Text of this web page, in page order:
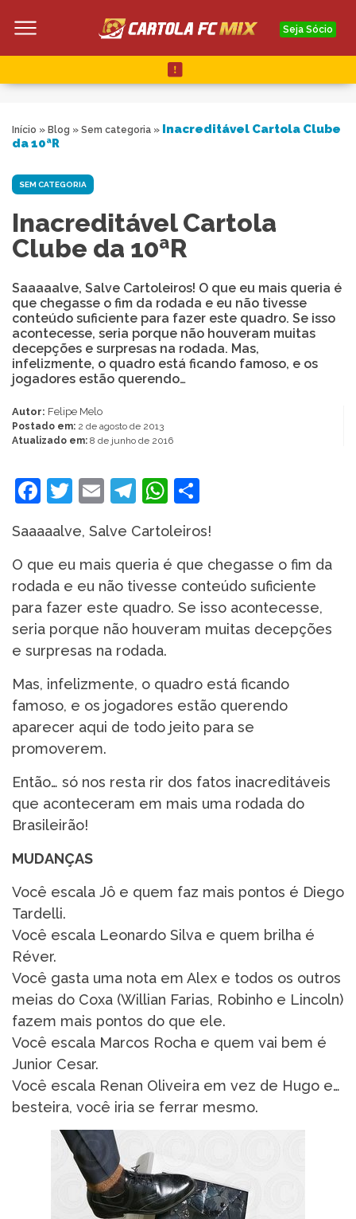
Seja Sócio
Início » Blog » Sem categoria »
Inacreditável Cartola Clube
da 10ªR
SEM CATEGORIA
Inacreditável Cartola
Clube da 10ªR
Saaaaalve, Salve Cartoleiros! O que eu mais queria é
que chegasse o fim da rodada e eu não tivesse
conteúdo suficiente para fazer este quadro. Se isso
acontecesse, seria porque não houveram muitas
decepções e surpresas na rodada. Mas,
infelizmente, o quadro está ficando famoso, e os
jogadores estão querendo…
Autor: Felipe Melo
Postado em: 2 de agosto de 2013
Atualizado em: 8 de junho de 2016
Facebook
Twitter
EmailTelegram
WhatsApp
Saaaaalve, Salve Cartoleiros!
O que eu mais queria é que chegasse o fim da
rodada e eu não tivesse conteúdo suficiente
para fazer este quadro. Se isso acontecesse,
seria porque não houveram muitas decepções
e surpresas na rodada.
Mas, infelizmente, o quadro está ficando
famoso, e os jogadores estão querendo
aparecer aqui de todo jeito para se
promoverem.
Então… só nos resta rir dos fatos inacreditáveis
que aconteceram em mais uma rodada do
Brasileirão!
MUDANÇAS
Você escala Jô e quem faz mais pontos é Diego
Tardelli.
Você escala Leonardo Silva e quem brilha é
Réver.
Você gasta uma nota em Alex e todos os outros
meias do Coxa (Willian Farias, Robinho e Lincoln)
fazem mais pontos do que ele.
Você escala Marcos Rocha e quem vai bem é
Junior Cesar.
Você escala Renan Oliveira em vez de Hugo e…
besteira, você iria se ferrar mesmo.